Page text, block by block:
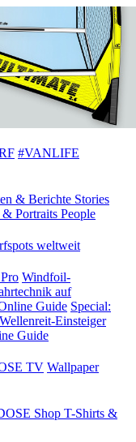
#VANLIFE
& Berichte Stories
Portraits People
weltweit
Windfoil-
auf
Guide Special:
Einsteiger
Guide
TV Wallpaper
Shop T-Shirts &